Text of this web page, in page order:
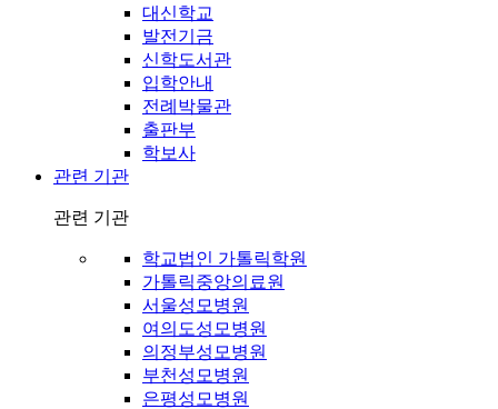
대신학교
발전기금
신학도서관
입학안내
전례박물관
출판부
학보사
관련 기관
관련 기관
학교법인 가톨릭학원
가톨릭중앙의료원
서울성모병원
여의도성모병원
의정부성모병원
부천성모병원
은평성모병원